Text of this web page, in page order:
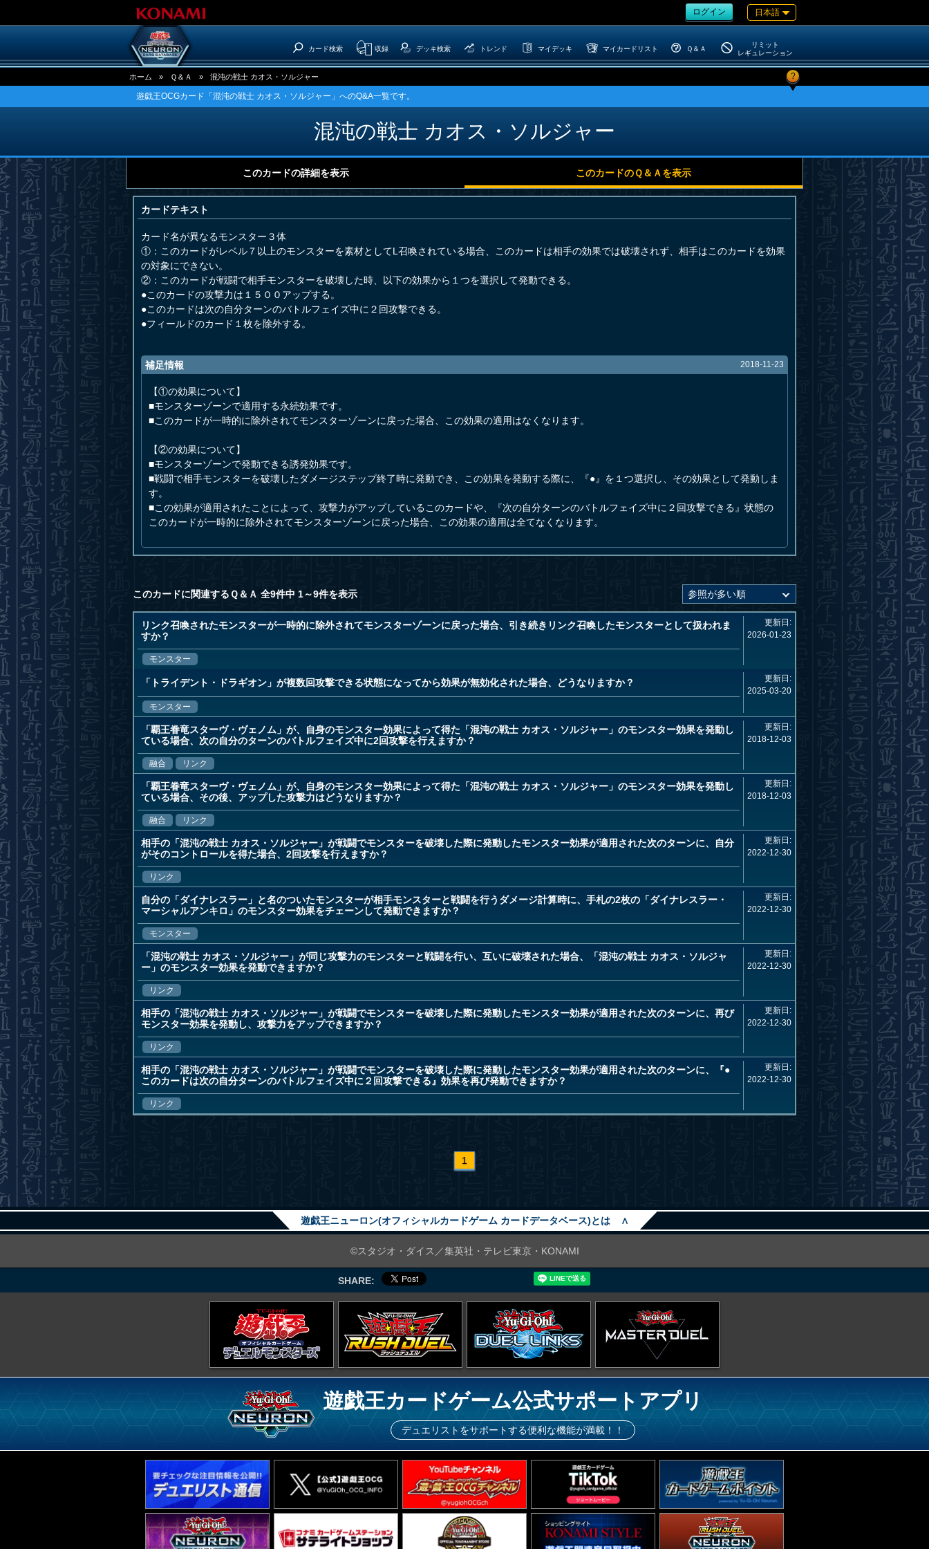
ログイン 日本語
カード検索 収録 デッキ検索 トレンド マイデッキ マイカードリスト Ｑ＆Ａ
リミット
レギュレーション
ホーム » Ｑ＆Ａ » 混沌の戦士 カオス・ソルジャー ?
遊戯王OCGカード「混沌の戦士 カオス・ソルジャー」へのQ&A一覧です。
混沌の戦士 カオス・ソルジャー
このカードの詳細を表示 このカードのＱ＆Ａを表示
カードテキスト
カード名が異なるモンスター３体
①：このカードがレベル７以上のモンスターを素材としてL召喚されている場合、このカードは相手の効果では破壊されず、相手はこのカードを効果
の対象にできない。
②：このカードが戦闘で相手モンスターを破壊した時、以下の効果から１つを選択して発動できる。
●このカードの攻撃力は１５００アップする。
●このカードは次の自分ターンのバトルフェイズ中に２回攻撃できる。
●フィールドのカード１枚を除外する。
補足情報 2018-11-23
【①の効果について】
■モンスターゾーンで適用する永続効果です。
■このカードが一時的に除外されてモンスターゾーンに戻った場合、この効果の適用はなくなります。
【②の効果について】
■モンスターゾーンで発動できる誘発効果です。
■戦闘で相手モンスターを破壊したダメージステップ終了時に発動でき、この効果を発動する際に、『●』を１つ選択し、その効果として発動しま
す。
■この効果が適用されたことによって、攻撃力がアップしているこのカードや、『次の自分ターンのバトルフェイズ中に２回攻撃できる』状態の
このカードが一時的に除外されてモンスターゾーンに戻った場合、この効果の適用は全てなくなります。
このカードに関連するＱ＆Ａ 全9件中 1～9件を表示
リンク召喚されたモンスターが一時的に除外されてモンスターゾーンに戻った場合、引き続きリンク召喚したモンスターとして扱われま
すか？
モンスター
更新日:
2026-01-23
「トライデント・ドラギオン」が複数回攻撃できる状態になってから効果が無効化された場合、どうなりますか？
モンスター
更新日:
2025-03-20
「覇王眷竜スターヴ・ヴェノム」が、自身のモンスター効果によって得た「混沌の戦士 カオス・ソルジャー」のモンスター効果を発動し
ている場合、次の自分のターンのバトルフェイズ中に2回攻撃を行えますか？
融合 リンク
更新日:
2018-12-03
「覇王眷竜スターヴ・ヴェノム」が、自身のモンスター効果によって得た「混沌の戦士 カオス・ソルジャー」のモンスター効果を発動し
ている場合、その後、アップした攻撃力はどうなりますか？
融合 リンク
更新日:
2018-12-03
相手の「混沌の戦士 カオス・ソルジャー」が戦闘でモンスターを破壊した際に発動したモンスター効果が適用された次のターンに、自分
がそのコントロールを得た場合、2回攻撃を行えますか？
リンク
更新日:
2022-12-30
自分の「ダイナレスラー」と名のついたモンスターが相手モンスターと戦闘を行うダメージ計算時に、手札の2枚の「ダイナレスラー・
マーシャルアンキロ」のモンスター効果をチェーンして発動できますか？
モンスター
更新日:
2022-12-30
「混沌の戦士 カオス・ソルジャー」が同じ攻撃力のモンスターと戦闘を行い、互いに破壊された場合、「混沌の戦士 カオス・ソルジャ
ー」のモンスター効果を発動できますか？
リンク
更新日:
2022-12-30
相手の「混沌の戦士 カオス・ソルジャー」が戦闘でモンスターを破壊した際に発動したモンスター効果が適用された次のターンに、再び
モンスター効果を発動し、攻撃力をアップできますか？
リンク
更新日:
2022-12-30
相手の「混沌の戦士 カオス・ソルジャー」が戦闘でモンスターを破壊した際に発動したモンスター効果が適用された次のターンに、『●
このカードは次の自分ターンのバトルフェイズ中に２回攻撃できる』効果を再び発動できますか？
リンク
更新日:
2022-12-30
1
遊戯王ニューロン(オフィシャルカードゲーム カードデータベース)とは ∧
©スタジオ・ダイス／集英社・テレビ東京・KONAMI
SHARE:
遊戯王カードゲーム公式サポートアプリ
デュエリストをサポートする便利な機能が満載！！